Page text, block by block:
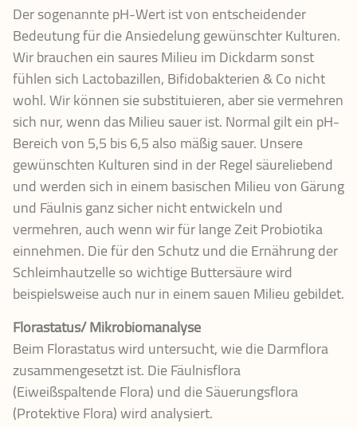
Der sogenannte pH-Wert ist von entscheidender
Bedeutung für die Ansiedelung gewünschter Kulturen.
Wir brauchen ein saures Milieu im Dickdarm sonst
fühlen sich Lactobazillen, Bifidobakterien & Co nicht
wohl. Wir können sie substituieren, aber sie vermehren
sich nur, wenn das Milieu sauer ist. Normal gilt ein pH-
Bereich von 5,5 bis 6,5 also mäßig sauer. Unsere
gewünschten Kulturen sind in der Regel säureliebend
und werden sich in einem basischen Milieu von Gärung
und Fäulnis ganz sicher nicht entwickeln und
vermehren, auch wenn wir für lange Zeit Probiotika
einnehmen. Die für den Schutz und die Ernährung der
Schleimhautzelle so wichtige Buttersäure wird
beispielsweise auch nur in einem sauen Milieu gebildet.
Florastatus/ Mikrobiomanalyse
Beim Florastatus wird untersucht, wie die Darmflora
zusammengesetzt ist. Die Fäulnisflora
(Eiweißspaltende Flora) und die Säuerungsflora
(Protektive Flora) wird analysiert.